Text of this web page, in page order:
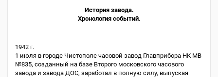
История завода.
Хронология событий.
1942 г.
1 июля в городе Чистополе часовой завод Главприбора НК МВ
№835, созданный на базе Второго московского часового
завода и завода ДОС, заработал в полную силу, выпуская